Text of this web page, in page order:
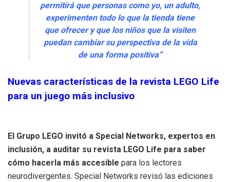
permitirá que personas como yo, un adulto,
experimenten todo lo que la tienda tiene
que ofrecer y que los niños que la visiten
puedan cambiar su perspectiva de la vida
de una forma positiva”
Nuevas características de la revista LEGO Life
para un juego más inclusivo
El Grupo LEGO invitó a Special Networks, expertos en
inclusión, a auditar su revista LEGO Life para saber
cómo hacerla más accesible para los lectores
neurodivergentes. Special Networks revisó las ediciones